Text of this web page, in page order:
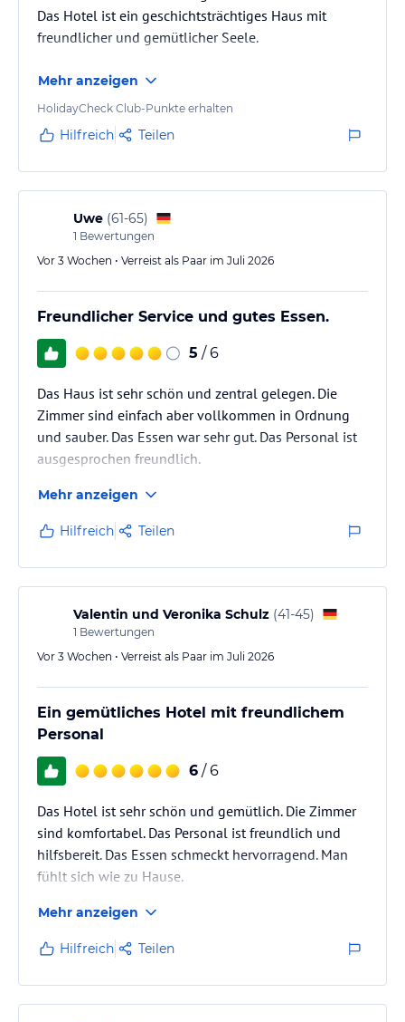
Das Hotel ist ein geschichtsträchtiges Haus mit
freundlicher und gemütlicher Seele.
Mehr anzeigen
HolidayCheck Club-Punkte erhalten
Hilfreich Teilen
Uwe (61-65)
1 Bewertungen
Vor 3 Wochen • Verreist als Paar im Juli 2026
Freundlicher Service und gutes Essen.
5 / 6
Das Haus ist sehr schön und zentral gelegen. Die
Zimmer sind einfach aber vollkommen in Ordnung
und sauber. Das Essen war sehr gut. Das Personal ist
ausgesprochen freundlich.
Mehr anzeigen
Hilfreich Teilen
Valentin und Veronika Schulz (41-45)
1 Bewertungen
Vor 3 Wochen • Verreist als Paar im Juli 2026
Ein gemütliches Hotel mit freundlichem
Personal
6 / 6
Das Hotel ist sehr schön und gemütlich. Die Zimmer
sind komfortabel. Das Personal ist freundlich und
hilfsbereit. Das Essen schmeckt hervorragend. Man
fühlt sich wie zu Hause.
Mehr anzeigen
Hilfreich Teilen